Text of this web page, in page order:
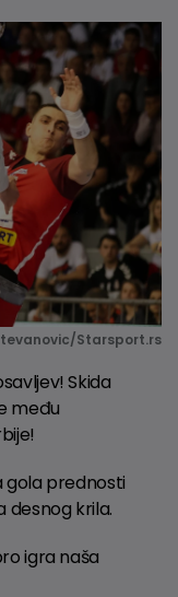
Starsport.rs
Skida
među
gola prednosti
desnog krila.
igra naša